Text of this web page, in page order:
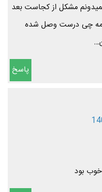
مشکل از کجاست بعد
همه چی درست وصل شده
پاسخ
بود